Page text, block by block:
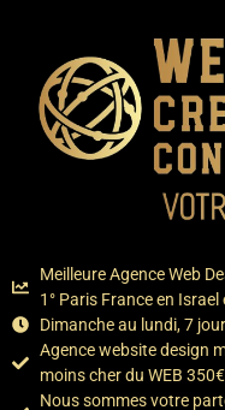
Meilleure Agence Web
1° Paris France en
Dimanche au lundi, 7
Agence website design
moins cher du WEB 350€
Nous sommes votre